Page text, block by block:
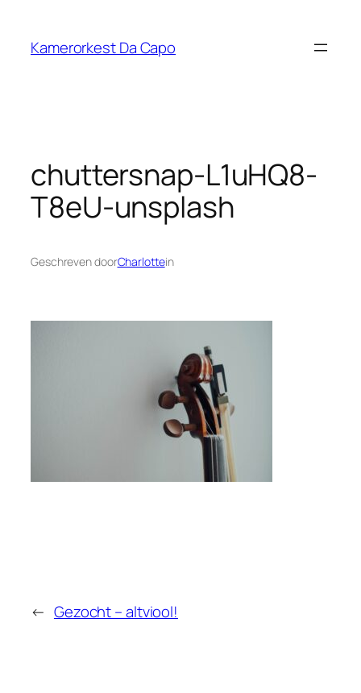
Kamerorkest Da Capo
chuttersnap-L1uHQ8-
T8eU-unsplash
Geschreven doorCharlottein
← Gezocht – altviool!